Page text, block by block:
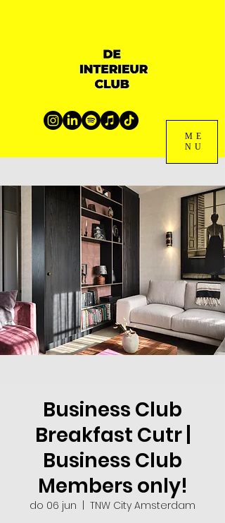
ME
NU
Business Club
Breakfast Cutr |
Business Club
Members only!
do 06 jun
TNW City Amsterdam